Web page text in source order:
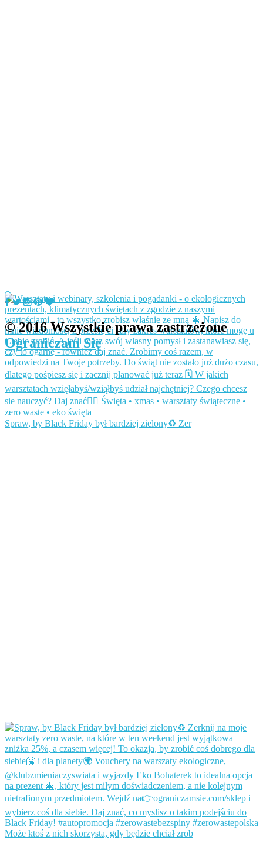
Spraw, by Black Friday był bardziej zielony♻️ Zer
Może ktoś z nich skorzysta, gdy będzie chciał zrob
© 2016 Wszystkie prawa zastrzeżone
Ograniczam Się